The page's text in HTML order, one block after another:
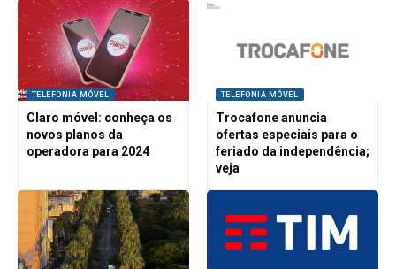
TELEFONIA MÓVEL
Claro móvel: conheça os
novos planos da
operadora para 2024
TELEFONIA MÓVEL
Trocafone anuncia
ofertas especiais para o
feriado da independência;
veja